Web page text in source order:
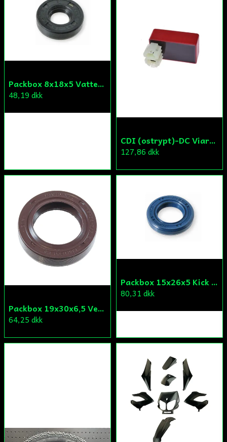
Packbox 8x18x5 Vattenpump Aprilia/Derbi/Gilera (original)
48,19 dkk
CDI (ostrypt)-DC Viarelli/Keeway/Generic
127,86 dkk
Packbox 19x30x6,5 Vevparti Vä Aprilia/Derbi/Gilera (original)
64,25 dkk
Packbox 15x26x5 Kick Aprilia/Derbi/Gilera (original)
80,31 dkk